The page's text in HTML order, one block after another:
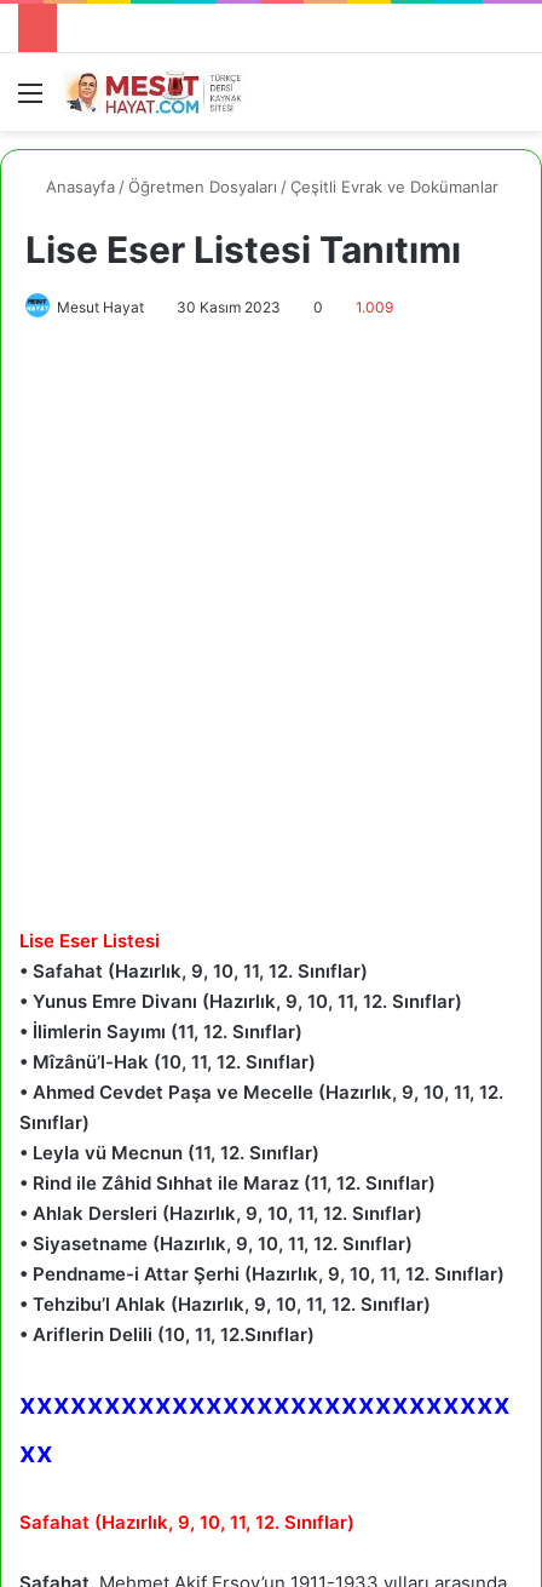
Menü
Anasayfa /Öğretmen Dosyaları /Çeşitli Evrak ve Dokümanlar
Lise Eser Listesi Tanıtımı
Mesut Hayat 30 Kasım 2023 0 1.009
Lise Eser Listesi
• Safahat (Hazırlık, 9, 10, 11, 12. Sınıflar)
• Yunus Emre Divanı (Hazırlık, 9, 10, 11, 12. Sınıflar)
• İlimlerin Sayımı (11, 12. Sınıflar)
• Mîzânü’l-Hak (10, 11, 12. Sınıflar)
• Ahmed Cevdet Paşa ve Mecelle (Hazırlık, 9, 10, 11, 12.
Sınıflar)
• Leyla vü Mecnun (11, 12. Sınıflar)
• Rind ile Zâhid Sıhhat ile Maraz (11, 12. Sınıflar)
• Ahlak Dersleri (Hazırlık, 9, 10, 11, 12. Sınıflar)
• Siyasetname (Hazırlık, 9, 10, 11, 12. Sınıflar)
• Pendname-i Attar Şerhi (Hazırlık, 9, 10, 11, 12. Sınıflar)
• Tehzibu’l Ahlak (Hazırlık, 9, 10, 11, 12. Sınıflar)
• Ariflerin Delili (10, 11, 12.Sınıflar)
xxxxxxxxxxxxxxxxxxxxxxxxxxxxx
xx
Safahat (Hazırlık, 9, 10, 11, 12. Sınıflar)